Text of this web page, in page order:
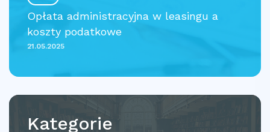
Opłata administracyjna w leasingu a
koszty podatkowe
21.05.2025
Kategorie